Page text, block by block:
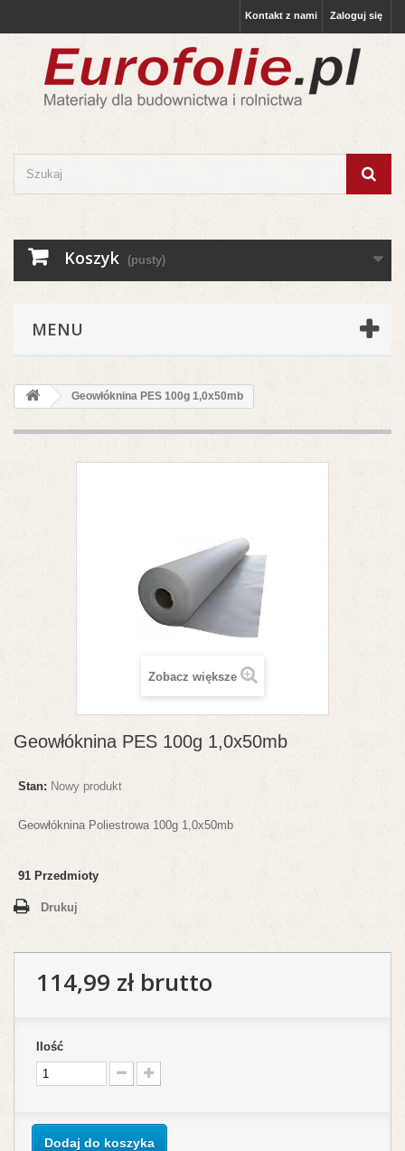
Zaloguj się
Kontakt z nami
Koszyk (pusty)
MENU
Geowłóknina PES 100g 1,0x50mb
Zobacz większe
Geowłóknina PES 100g 1,0x50mb
Stan: Nowy produkt
Geowłóknina Poliestrowa 100g 1,0x50mb
91 Przedmioty
Drukuj
114,99 złbrutto
Ilość
Dodaj do koszyka